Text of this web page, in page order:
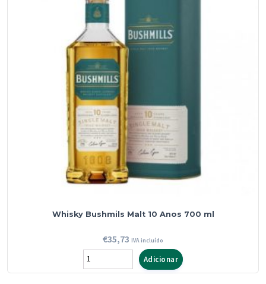
Anos
700
ml
Whisky Bushmils Malt 10 Anos 700 ml
€35,73 IVA incluído
Quantidade
de
Adicionar